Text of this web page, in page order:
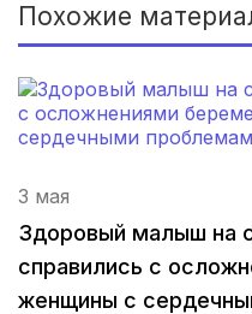
Похожие
3 мая
Здоровый малыш на
справились с
женщины с
Ижевск (4
Курск(4 роддома)
Гатчина(3
Иркутск (3